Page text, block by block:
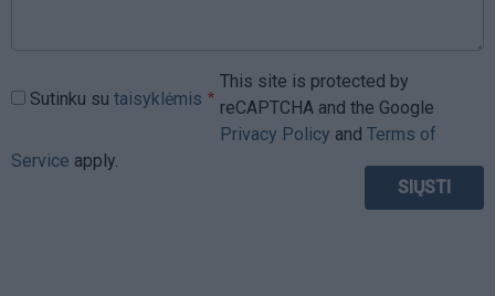
Sutinku su taisyklėmis
This site is protected by
reCAPTCHA and the Google
Privacy Policy and Terms of
Service apply.